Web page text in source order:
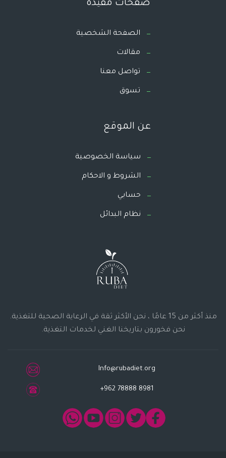
صفحات مفيدة
الصفحة الشخصية
مقالات
تواصل معنا
تسوق
عن الموقع
سياسة الخصوصية
الشروط و الاحكام
حسابي
نظام البدائل
منذ أكثر من 15 عامًا ، نحن الأكثر ثقة في الرعاية الصحية للتغذية.
نحن فخورون بتاريخنا الغني لخدمات التغذية.
Info@rubadiet.org
+962 78888 8981